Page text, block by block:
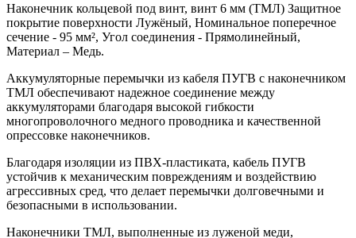
Наконечник кольцевой под винт, винт 6 мм (ТМЛ) Защитное
покрытие поверхности Лужёный, Номинальное поперечное
сечение - 95 мм², Угол соединения - Прямолинейный,
Материал – Медь.
Аккумуляторные перемычки из кабеля ПУГВ с наконечником
ТМЛ обеспечивают надежное соединение между
аккумуляторами благодаря высокой гибкости
многопроволочного медного проводника и качественной
опрессовке наконечников.
Благодаря изоляции из ПВХ-пластиката, кабель ПУГВ
устойчив к механическим повреждениям и воздействию
агрессивных сред, что делает перемычки долговечными и
безопасными в использовании.
Наконечники ТМЛ, выполненные из луженой меди,